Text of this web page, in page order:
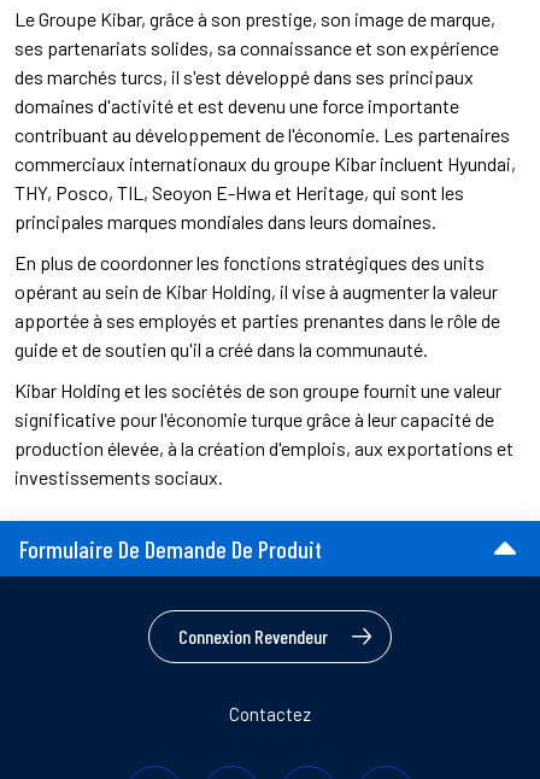
Le Groupe Kibar, grâce à son prestige, son image de marque,
ses partenariats solides, sa connaissance et son expérience
des marchés turcs, il s'est développé dans ses principaux
domaines d'activité et est devenu une force importante
contribuant au développement de l'économie. Les partenaires
commerciaux internationaux du groupe Kibar incluent Hyundai,
THY, Posco, TIL, Seoyon E-Hwa et Heritage, qui sont les
principales marques mondiales dans leurs domaines.
En plus de coordonner les fonctions stratégiques des units
opérant au sein de Kibar Holding, il vise à augmenter la valeur
apportée à ses employés et parties prenantes dans le rôle de
guide et de soutien qu'il a créé dans la communauté.
Kibar Holding et les sociétés de son groupe fournit une valeur
significative pour l'économie turque grâce à leur capacité de
production élevée, à la création d'emplois, aux exportations et
investissements sociaux.
Formulaire De Demande De Produit
Connexion Revendeur
Contactez